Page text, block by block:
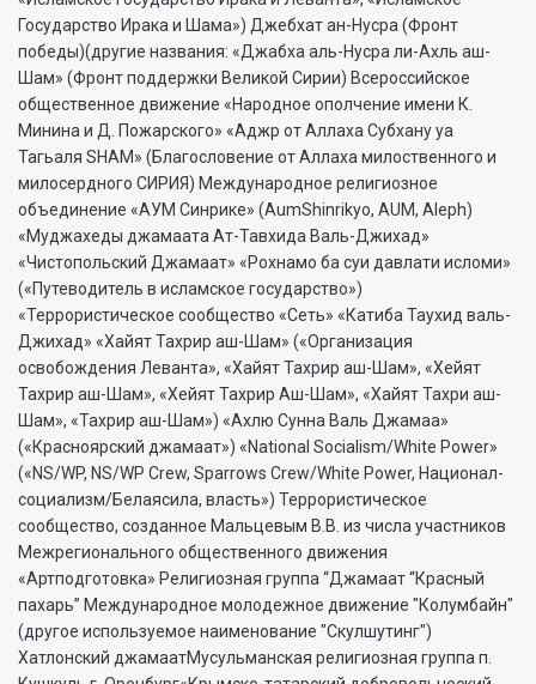
Государство Ирака и Шама») Джебхат ан-Нусра (Фронт
победы)(другие названия: «Джабха аль-Нусра ли-Ахль аш-
Шам» (Фронт поддержки Великой Сирии) Всероссийское
общественное движение «Народное ополчение имени К.
Минина и Д. Пожарского» «Аджр от Аллаха Субхану уа
Тагьаля SHAM» (Благословение от Аллаха милоственного и
милосердного СИРИЯ) Международное религиозное
объединение «АУМ Синрике» (AumShinrikyo, AUM, Aleph)
«Муджахеды джамаата Ат-Тавхида Валь-Джихад»
«Чистопольский Джамаат» «Рохнамо ба суи давлати исломи»
(«Путеводитель в исламское государство»)
«Террористическое сообщество «Сеть» «Катиба Таухид валь-
Джихад» «Хайят Тахрир аш-Шам» («Организация
освобождения Леванта», «Хайят Тахрир аш-Шам», «Хейят
Тахрир аш-Шам», «Хейят Тахрир Аш-Шам», «Хайят Тахри аш-
Шам», «Тахрир аш-Шам») «Ахлю Сунна Валь Джамаа»
(«Красноярский джамаат») «National Socialism/White Power»
(«NS/WP, NS/WP Crew, Sparrows Crew/White Power, Национал-
социализм/Белаясила, власть») Террористическое
сообщество, созданное Мальцевым В.В. из числа участников
Межрегионального общественного движения
«Артподготовка» Религиозная группа “Джамаат “Красный
пахарь” Международное молодежное движение "Колумбайн"
(другое используемое наименование "Скулшутинг")
Хатлонский джамаатМусульманская религиозная группа п.